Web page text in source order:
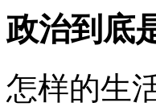
政治到底
怎样的生